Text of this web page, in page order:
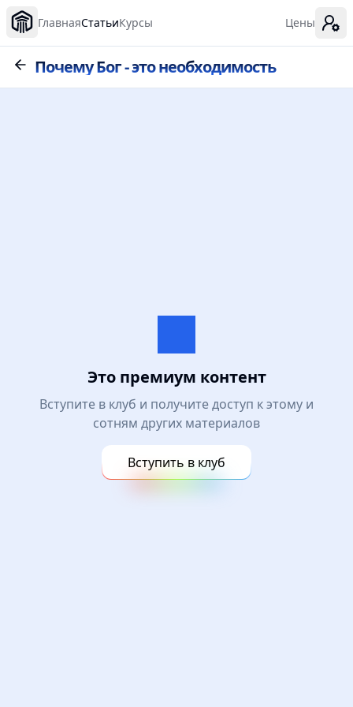
ГлавнаяСтатьиКурсы Цены
Почему Бог - это необходимость
Это премиум контент
Вступите в клуб и получите доступ к этому и
сотням других материалов
Вступить в клуб